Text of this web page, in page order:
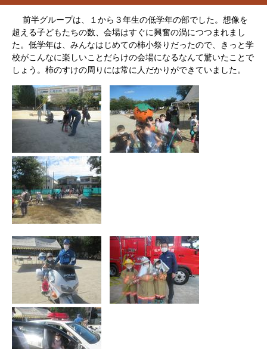
前半グループは、１から３年生の低学年の部でした。想像を
超える子どもたちの数、会場はすぐに興奮の渦につつまれまし
た。低学年は、みんなはじめての柿小祭りだったので、きっと学
校がこんなに楽しいことだらけの会場になるなんて驚いたことで
しょう。柿のすけの周りには常に人だかりができていました。